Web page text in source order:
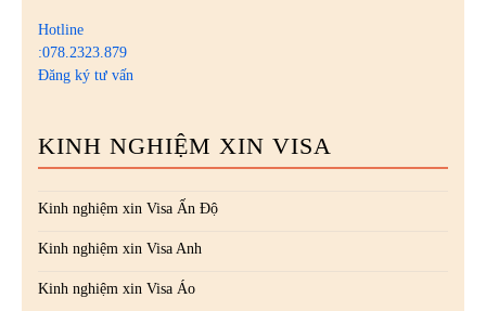
Hotline
:078.2323.879
Đăng ký tư vấn
KINH NGHIỆM XIN VISA
Kinh nghiệm xin Visa Ấn Độ
Kinh nghiệm xin Visa Anh
Kinh nghiệm xin Visa Áo